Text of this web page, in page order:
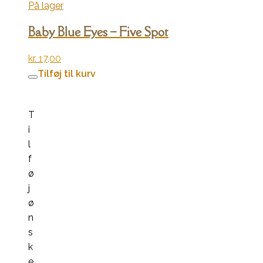
På lager
Baby Blue Eyes – Five Spot
kr. 17,00
Tilføj til kurv
T
i
l
f
ø
j
ø
n
s
k